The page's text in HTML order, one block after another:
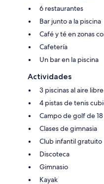
6 restaurantes
Bar junto a la piscina
Café y té en zonas
Cafetería
Un bar en la piscina
Actividades
3 piscinas al aire libre
4 pistas de tenis
Campo de golf de
Clases de gimnasia
Club infantil gratuito
Discoteca
Gimnasio
Kayak